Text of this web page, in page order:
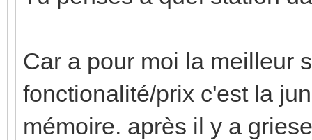
Car a pour moi la meilleur
fonctionalité/prix c'est la
mémoire. après il y a